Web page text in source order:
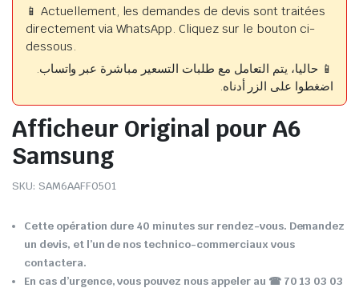
📱 Actuellement, les demandes de devis sont traitées
directement via WhatsApp. Cliquez sur le bouton ci-
dessous.
📱 حاليا، يتم التعامل مع طلبات التسعير مباشرة عبر واتساب.
اضغطوا على الزر أدناه.
Afficheur Original pour A6
Samsung
SKU: SAM6AAFF0501
Cette opération dure 40 minutes sur rendez-vous. Demandez
un devis, et l’un de nos technico-commerciaux vous
contactera.
En cas d’urgence, vous pouvez nous appeler au ☎ 70 13 03 03